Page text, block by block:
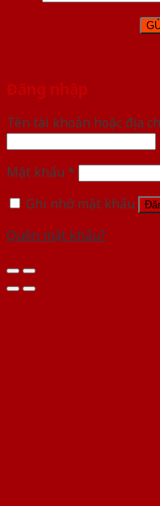
Đăng nhập
Tên tài khoản hoặc địa
Mật khẩu *
Ghi nhớ mật khẩu
Quên mật khẩu?